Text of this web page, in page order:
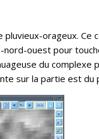
orageux. Ce
ouest pour
du complexe
sur la partie est du